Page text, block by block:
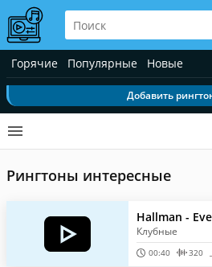
Горячие Популярные Новые
Добавить
Рингтоны интересные
Hallman -
Клубные
00:40 320